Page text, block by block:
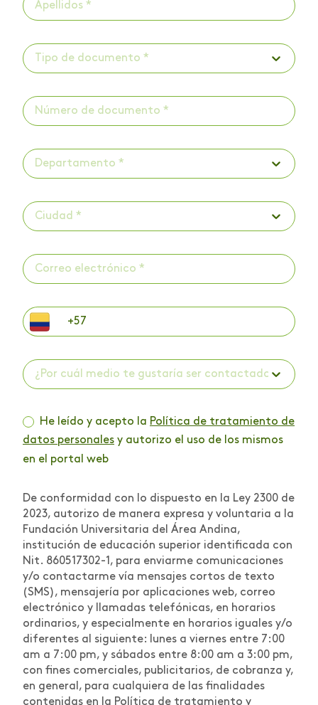
Tipo de documento *
Departamento *
Ciudad *
¿Por cuál medio te gustaría ser contactado? *
He leído y acepto la Política de tratamiento de
datos personales y autorizo el uso de los mismos
en el portal web
De conformidad con lo dispuesto en la Ley 2300 de
2023, autorizo de manera expresa y voluntaria a la
Fundación Universitaria del Área Andina,
institución de educación superior identificada con
Nit. 860517302-1, para enviarme comunicaciones
y/o contactarme vía mensajes cortos de texto
(SMS), mensajería por aplicaciones web, correo
electrónico y llamadas telefónicas, en horarios
ordinarios, y especialmente en horarios iguales y/o
diferentes al siguiente: lunes a viernes entre 7:00
am a 7:00 pm, y sábados entre 8:00 am a 3:00 pm,
con fines comerciales, publicitarios, de cobranza y,
en general, para cualquiera de las finalidades
contenidas en la Política de tratamiento y